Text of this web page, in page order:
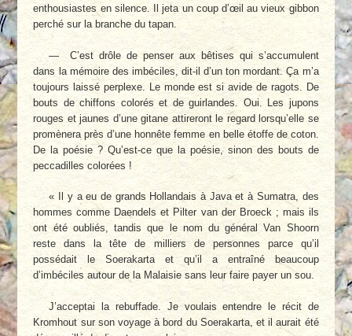
enthousiastes en silence. Il jeta un coup d’œil au vieux gibbon
perché sur la branche du tapan.
— C’est drôle de penser aux bêtises qui s’accumulent
dans la mémoire des imbéciles, dit-il d’un ton mordant. Ça m’a
toujours laissé perplexe. Le monde est si avide de ragots. De
bouts de chiffons colorés et de guirlandes. Oui. Les jupons
rouges et jaunes d’une gitane attireront le regard lorsqu’elle se
promènera près d’une honnête femme en belle étoffe de coton.
De la poésie ? Qu’est-ce que la poésie, sinon des bouts de
peccadilles colorées !
« Il y a eu de grands Hollandais à Java et à Sumatra, des
hommes comme Daendels et Pilter van der Broeck ; mais ils
ont été oubliés, tandis que le nom du général Van Shoorn
reste dans la tête de milliers de personnes parce qu’il
possédait le Soerakarta et qu’il a entraîné beaucoup
d’imbéciles autour de la Malaisie sans leur faire payer un sou.
J’acceptai la rebuffade. Je voulais entendre le récit de
Kromhout sur son voyage à bord du Soerakarta, et il aurait été